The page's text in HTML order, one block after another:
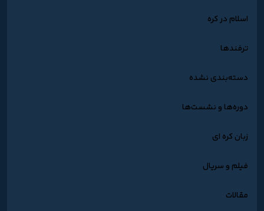
اسلام در کره
ترفندها
دسته‌بندی نشده
دوره‌ها و نشست‌ها
زبان کره ای
فیلم و سریال
مقالات